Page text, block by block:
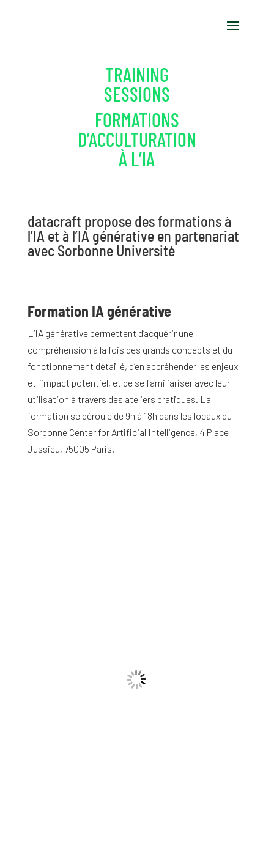
TRAINING
SESSIONS
FORMATIONS
D’ACCULTURATION
À L’IA
datacraft propose des formations à
l’IA et à l’IA générative en partenariat
avec Sorbonne Université
Formation IA générative
L’IA générative permettent d’acquérir une
compréhension à la fois des grands concepts et du
fonctionnement détaillé, d’en appréhender les enjeux
et l’impact potentiel, et de se familiariser avec leur
utilisation à travers des ateliers pratiques. La
formation se déroule de 9h à 18h dans les locaux du
Sorbonne Center for Artificial Intelligence, 4 Place
Jussieu, 75005 Paris.